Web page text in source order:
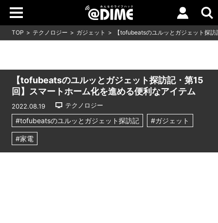
TOP テクノロジー ガジェット 【tofubeatsのユルッとガジェット探
【tofubeatsのユルッとガジェット探訪記・第15
回】スマートホーム化を進める便利なアイテム
2022.08.19 テクノロジー
#tofubeatsのユルッとガジェット探訪記 #ガジェット
#家電